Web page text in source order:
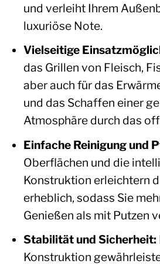
und verleiht Ihrem
luxuriöse Note.
Vielseitige
das Grillen von Fleisch,
aber auch für das
und das Schaffen einer
Atmosphäre durch das
Einfache Reinigung und
Oberflächen und die
Konstruktion erleichtern
erheblich, sodass Sie
Genießen als mit Putzen
Stabilität und Sicherheit:
Konstruktion